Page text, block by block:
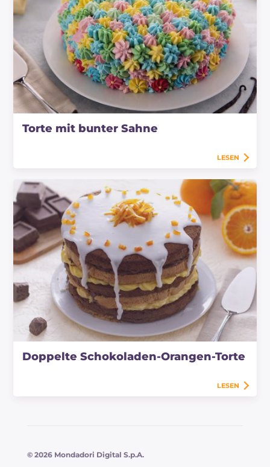
Torte mit bunter Sahne
LESEN
Doppelte Schokoladen-Orangen-Torte
LESEN
© 2026 Mondadori Digital S.p.A.